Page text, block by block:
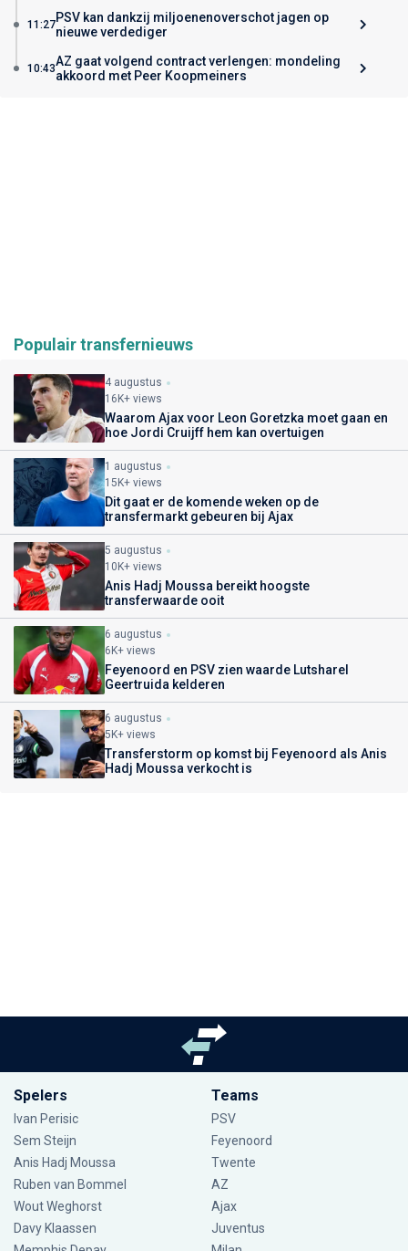
11:27PSV kan dankzij miljoenenoverschot jagen op
nieuwe verdediger
10:43AZ gaat volgend contract verlengen: mondeling
akkoord met Peer Koopmeiners
Populair transfernieuws
4 augustus
16K+ views
Waarom Ajax voor Leon Goretzka moet gaan en
hoe Jordi Cruijff hem kan overtuigen
1 augustus
15K+ views
Dit gaat er de komende weken op de
transfermarkt gebeuren bij Ajax
5 augustus
10K+ views
Anis Hadj Moussa bereikt hoogste
transferwaarde ooit
6 augustus
6K+ views
Feyenoord en PSV zien waarde Lutsharel
Geertruida kelderen
6 augustus
5K+ views
Transferstorm op komst bij Feyenoord als Anis
Hadj Moussa verkocht is
Spelers
Ivan Perisic
Sem Steijn
Anis Hadj Moussa
Ruben van Bommel
Wout Weghorst
Davy Klaassen
Teams
PSV
Feyenoord
Twente
AZ
Ajax
Juventus